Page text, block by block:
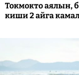
Токмокто аялын,
киши 2 айга